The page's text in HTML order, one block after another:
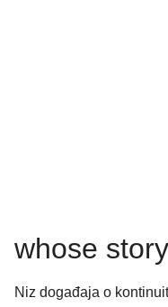
whose
Niz događaja o